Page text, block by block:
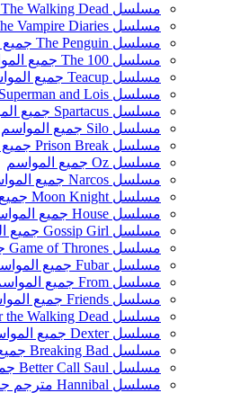
مسلسل The Walking Dead جميع المواسم
مسلسل The Vampire Diaries جميع المواسم
مسلسل The Penguin جميع المواسم
مسلسل The 100 جميع المواسم
مسلسل Teacup جميع المواسم
مسلسل Superman and Lois جميع المواسم
مسلسل Spartacus جميع المواسم
مسلسل Silo جميع المواسم
مسلسل Prison Break جميع المواسم
مسلسل Oz جميع المواسم
مسلسل Narcos جميع المواسم
مسلسل Moon Knight جميع المواسم
مسلسل House جميع المواسم
مسلسل Gossip Girl جميع المواسم
مسلسل Game of Thrones جميع المواسم
مسلسل Fubar جميع المواسم
مسلسل From جميع المواسم
مسلسل Friends جميع المواسم
مسلسل Fear the Walking Dead جميع المواسم
مسلسل Dexter جميع المواسم
مسلسل Breaking Bad جميع المواسم
مسلسل Better Call Saul جميع المواسم
مسلسل Hannibal مترجم جميع المواسم